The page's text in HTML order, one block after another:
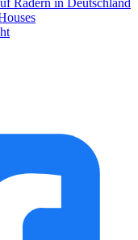
Rädern in Deutschland